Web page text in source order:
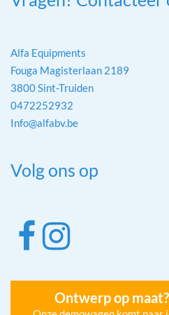
Alfa Equipments
Fouga Magisterlaan 2189
3800 Sint-Truiden
0472252932
Info@alfabv.be
Volg ons op
Ontwerp op maat?